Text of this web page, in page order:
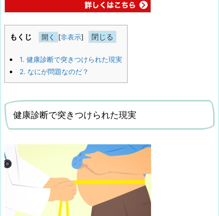
もくじ [非表示]
1. 健康診断で突きつけられた現実
2. なにが問題なのだ？
健康診断で突きつけられた現実